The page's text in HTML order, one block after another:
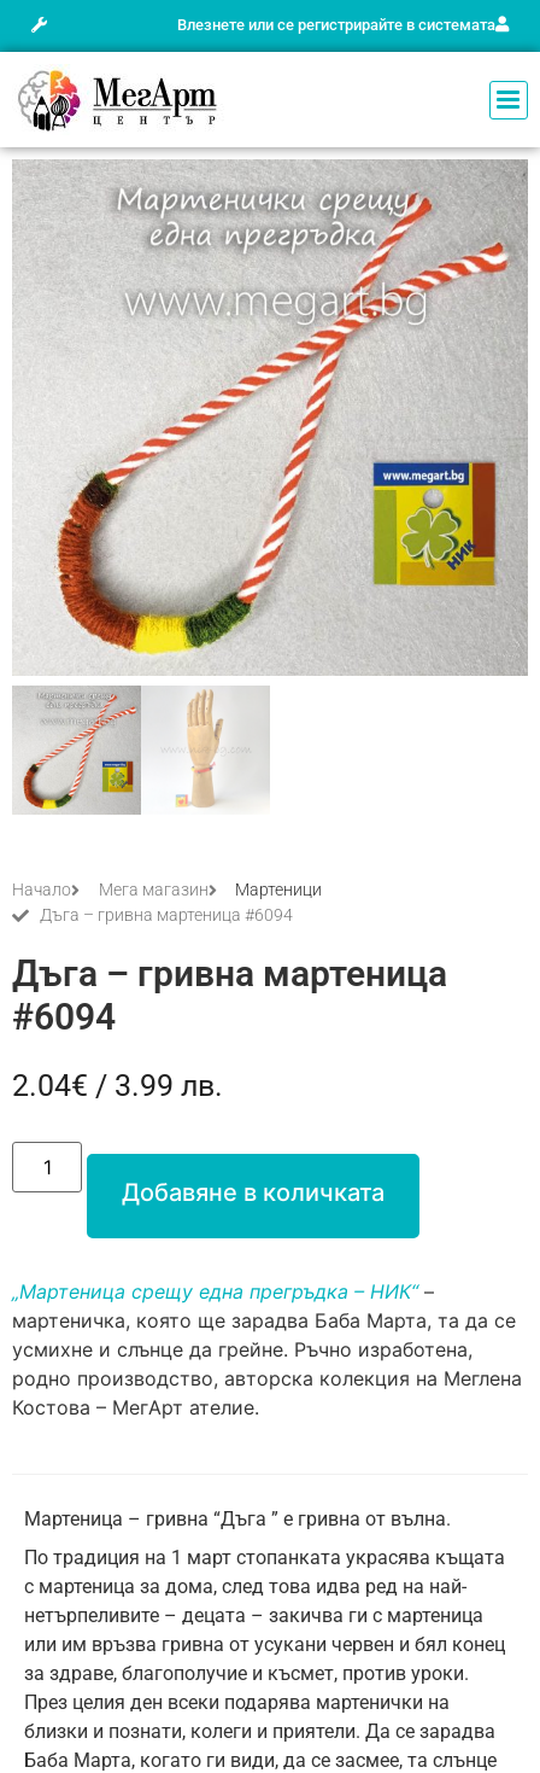
Влезнете или се регистрирайте в системата
Начало Мега магазин
Мартеници
Дъга – гривна мартеница #6094
Дъга – гривна мартеница
#6094
2.04€ / 3.99 лв.
Добавяне в количката
„Мартеница срещу една прегръдка – НИК“ –
мартеничка, която ще зарадва Баба Марта, та да се
усмихне и слънце да грейне. Ръчно изработена,
родно производство, авторска колекция на Меглена
Костова – МегАрт ателие.
Мартеница – гривна “Дъга ” е гривна от вълна.
По традиция на 1 март стопанката украсява къщата
с мартеница за дома, след това идва ред на най-
нетърпеливите – децата – закичва ги с мартеница
или им връзва гривна от усукани червен и бял конец
за здраве, благополучие и късмет, против уроки.
През целия ден всеки подарява мартенички на
близки и познати, колеги и приятели. Да се зарадва
Баба Марта, когато ги види, да се засмее, та слънце